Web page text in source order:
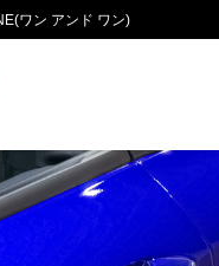
ワン アンド ワン)